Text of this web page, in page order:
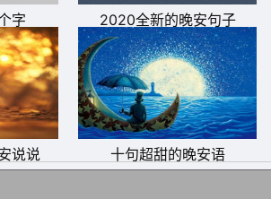
多为自己做点事吧，读书、跑步、旅
字 2020全新的晚安句子
说说 十句超甜的晚安语